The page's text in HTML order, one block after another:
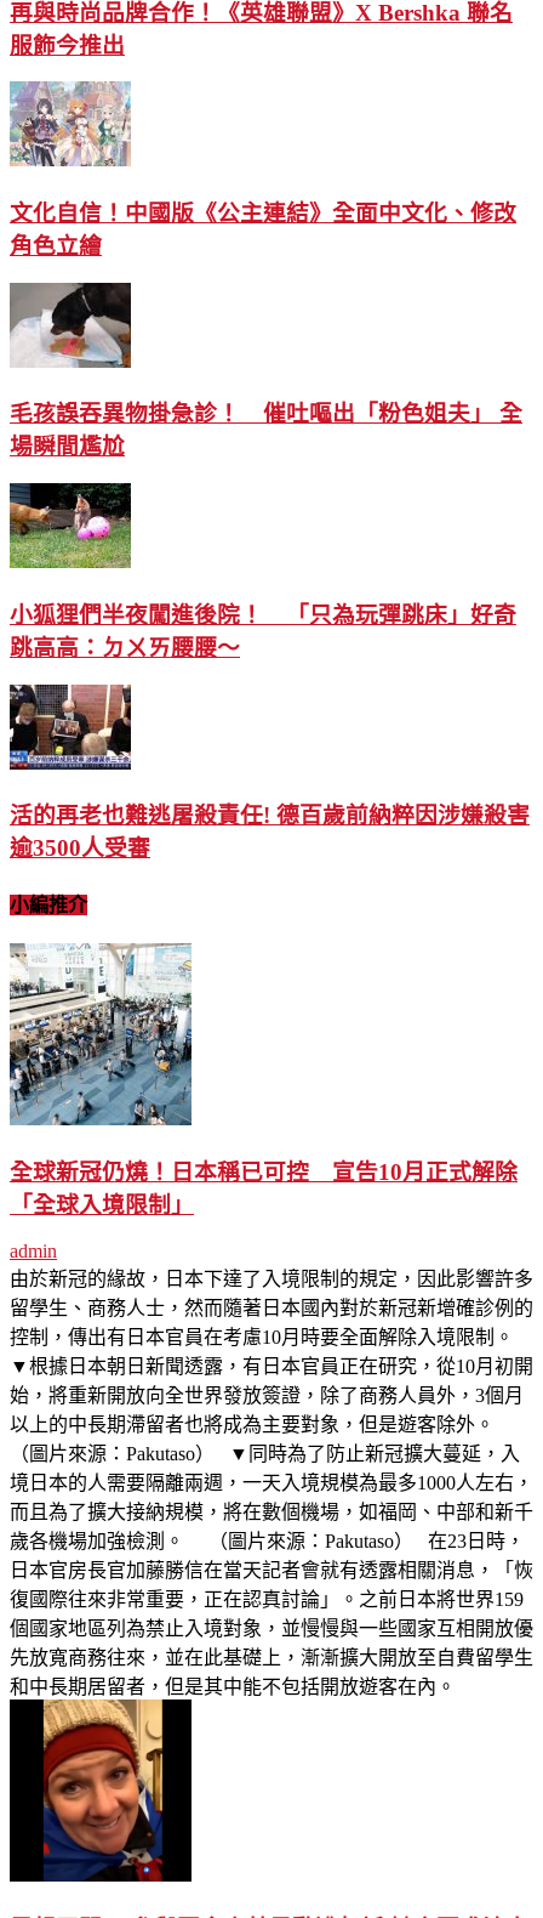
再與時尚品牌合作！《英雄聯盟》X Bershka 聯名
服飾今推出
文化自信！中國版《公主連結》全面中文化、修改
角色立繪
毛孩誤吞異物掛急診！ 催吐嘔出「粉色姐夫」 全
場瞬間尷尬
小狐狸們半夜闖進後院！ 「只為玩彈跳床」好奇
跳高高：ㄉㄨㄞ腰腰～
活的再老也難逃屠殺責任! 德百歲前納粹因涉嫌殺害
逾3500人受審
小編推介
全球新冠仍燒！日本稱已可控 宣告10月正式解除
「全球入境限制」
admin
由於新冠的緣故，日本下達了入境限制的規定，因此影響許多
留學生、商務人士，然而隨著日本國內對於新冠新增確診例的
控制，傳出有日本官員在考慮10月時要全面解除入境限制。
▼根據日本朝日新聞透露，有日本官員正在研究，從10月初開
始，將重新開放向全世界發放簽證，除了商務人員外，3個月
以上的中長期滯留者也將成為主要對象，但是遊客除外。
（圖片來源：Pakutaso） ▼同時為了防止新冠擴大蔓延，入
境日本的人需要隔離兩週，一天入境規模為最多1000人左右，
而且為了擴大接納規模，將在數個機場，如福岡、中部和新千
歲各機場加強檢測。 （圖片來源：Pakutaso） 在23日時，
日本官房長官加藤勝信在當天記者會就有透露相關消息，「恢
復國際往來非常重要，正在認真討論」。之前日本將世界159
個國家地區列為禁止入境對象，並慢慢與一些國家互相開放優
先放寬商務往來，並在此基礎上，漸漸擴大開放至自費留學生
和中長期居留者，但是其中能不包括開放遊客在內。